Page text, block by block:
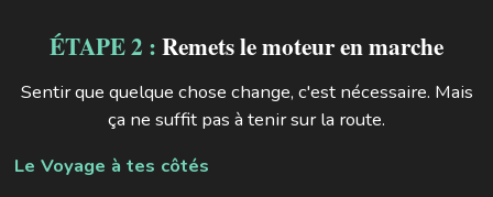
ÉTAPE 2 :Remets le moteur en marche
Sentir que quelque chose change, c'est nécessaire. Mais
ça ne suffit pas à tenir sur la route.
Le Voyage à tes côtés